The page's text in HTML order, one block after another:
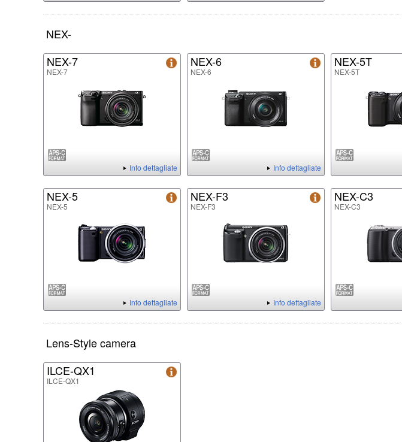
NEX-
NEX-7
NEX-7
Info dettagliate
NEX-6
NEX-6
Info dettagliate
NEX-5T
NEX-5T
NEX-5
NEX-5
Info dettagliate
NEX-F3
NEX-F3
Info dettagliate
NEX-C3
NEX-C3
Lens-Style camera
ILCE-QX1
ILCE-QX1